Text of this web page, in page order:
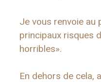
Je vous renvoie au
principaux risques
horribles».
En dehors de cela,